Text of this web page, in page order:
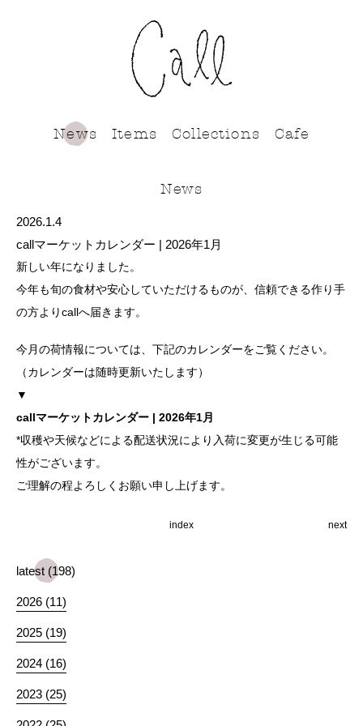
News Items Collections Cafe
News
2026.1.4
callマーケットカレンダー | 2026年1月
新しい年になりました。
今年も旬の食材や安心していただけるものが、信頼できる作り手
の方よりcallへ届きます。
今月の荷情報については、下記のカレンダーをご覧ください。
（カレンダーは随時更新いたします）
▼
callマーケットカレンダー | 2026年1月
*収穫や天候などによる配送状況により入荷に変更が生じる可能
性がございます。
ご理解の程よろしくお願い申し上げます。
next
index
latest (198)
2026 (11)
2025 (19)
2024 (16)
2023 (25)